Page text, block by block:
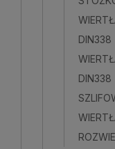
DIN338
DIN338